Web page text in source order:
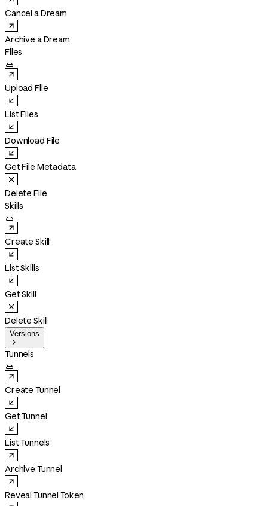
Cancel a Dream
Archive a Dream
Files

Upload File
List Files
Download File
Get File Metadata
Delete File
Skills

Create Skill
List Skills
Get Skill
Delete Skill
Versions

Tunnels

Create Tunnel
Get Tunnel
List Tunnels
Archive Tunnel
Reveal Tunnel Token